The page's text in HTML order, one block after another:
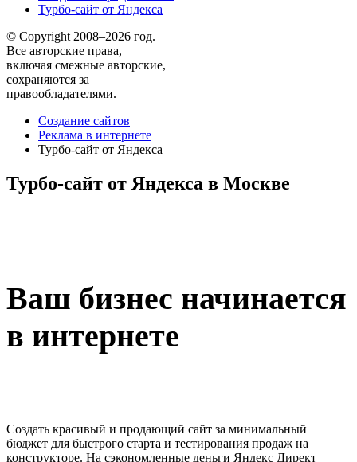
Турбо-сайт от Яндекса
© Copyright 2008–2026 год.
Все авторские права,
включая смежные авторские,
сохраняются за
правообладателями.
Создание сайтов
Реклама в интернете
Турбо-сайт от Яндекса
Турбо-сайт от Яндекса в Москве
Ваш бизнес начинается
в интернете
Создать красивый и продающий сайт за минимальный
бюджет для быстрого старта и тестирования продаж на
конструкторе. На сэкономленные деньги Яндекс Директ